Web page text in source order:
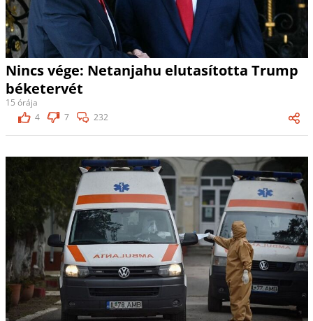
Nincs vége: Netanjahu elutasította Trump
béketervét
15 órája
4
7 232